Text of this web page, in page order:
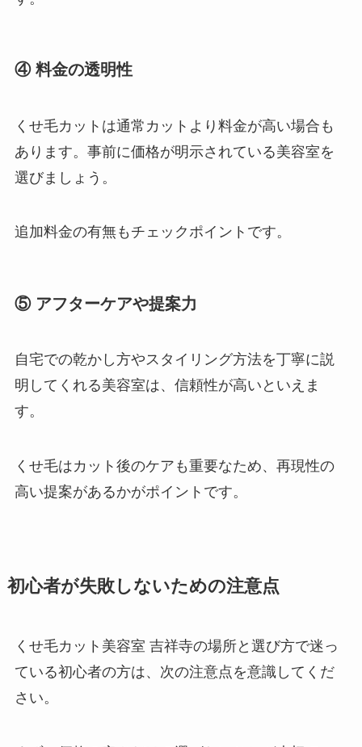
④ 料金の透明性
くせ毛カットは通常カットより料金が高い場合も
あります。事前に価格が明示されている美容室を
選びましょう。
追加料金の有無もチェックポイントです。
⑤ アフターケアや提案力
自宅での乾かし方やスタイリング方法を丁寧に説
明してくれる美容室は、信頼性が高いといえま
す。
くせ毛はカット後のケアも重要なため、再現性の
高い提案があるかがポイントです。
初心者が失敗しないための注意点
くせ毛カット美容室 吉祥寺の場所と選び方で迷っ
ている初心者の方は、次の注意点を意識してくだ
さい。